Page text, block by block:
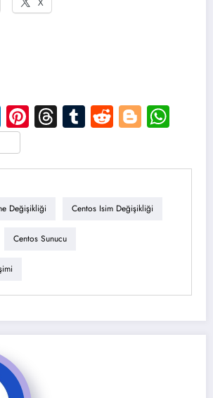
LinkedIn
Pinterest
Threads
Tumblr
Reddit
Değişikliği Centos Isim Değişikliği
Centos Sunucu